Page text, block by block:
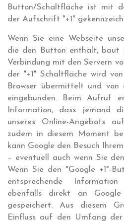
Button/Schaltfläche ist mit
der Aufschrift "+1"
Wenn Sie eine Webseite
die den Button enthält, baut
Verbindung mit den Servern
der "+1" Schaltfläche wird
Browser übermittelt und von
eingebunden. Beim Aufruf
Information, dass jemand
unseres Online-Angebots
zudem in diesem Moment
kann Google den Besuch
– eventuell auch wenn Sie
Wenn Sie den "Google +1"-
entsprechende
ebenfalls direkt an
gespeichert. Aus diesem
Einfluss auf den Umfang